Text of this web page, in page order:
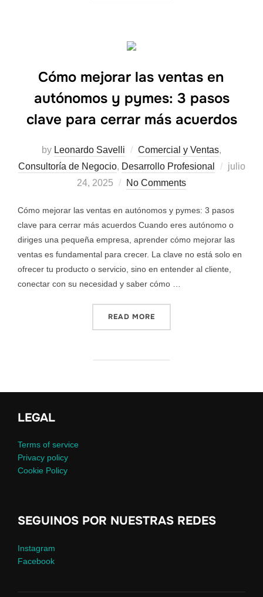
Cómo mejorar las ventas en
autónomos y pymes: 3 pasos
clave para cerrar más acuerdos
by Leonardo Savelli Comercial y Ventas,
Consultoría de Negocio, Desarrollo Profesional
julio
24, 2025
No Comments
Cómo mejorar las ventas en autónomos y pymes: 3 pasos
clave para cerrar más acuerdos Cuando eres autónomo o
diriges una pequeña empresa, aprender cómo mejorar las
ventas es fundamental para crecer. La clave no está solo en
ofrecer tu producto o servicio, sino en entender al cliente,
conectar con su necesidad y saber cómo …
READ MORE
LEGAL
Terms of service
Privacy policy
Cookie Policy
SEGUINOS POR NUESTRAS REDES
Instagram
Facebook